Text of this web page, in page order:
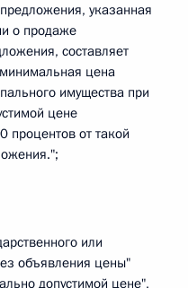
указанная
о продаже
составляет
цена
имущества при
цене
процентов от такой
или
объявления цены"
допустимой цене",